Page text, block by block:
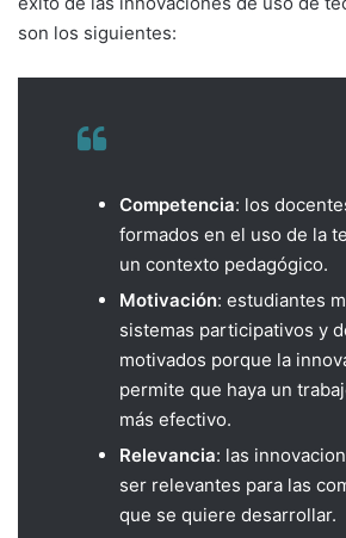
son los siguientes:
Competencia: los
formados en el uso de la
un contexto pedagógico.
Motivación: estudiantes
sistemas participativos y
motivados porque la
permite que haya un
más efectivo.
Relevancia: las
ser relevantes para las
que se quiere desarrollar.